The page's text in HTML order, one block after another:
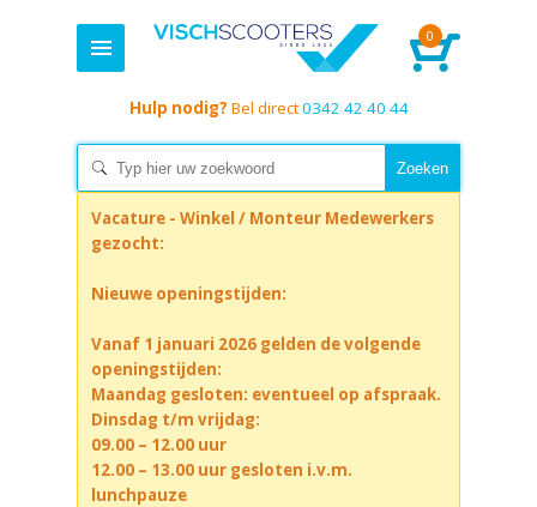
0
Hulp nodig? Bel direct0342 42 40 44
Vacature - Winkel / Monteur Medewerkers
gezocht:
Nieuwe openingstijden:
Vanaf 1 januari 2026 gelden de volgende
openingstijden:
Maandag gesloten: eventueel op afspraak.
Dinsdag t/m vrijdag:
09.00 – 12.00 uur
12.00 – 13.00 uur gesloten i.v.m.
lunchpauze